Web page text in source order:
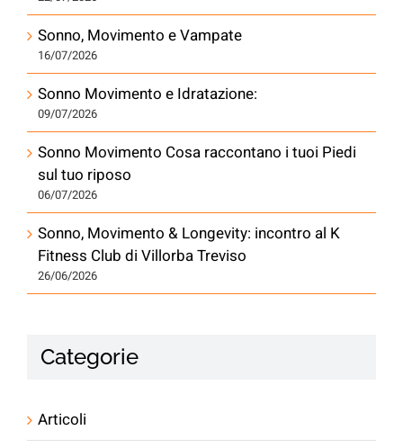
Sonno, Movimento e Vampate
16/07/2026
Sonno Movimento e Idratazione:
09/07/2026
Sonno Movimento Cosa raccontano i tuoi Piedi
sul tuo riposo
06/07/2026
Sonno, Movimento & Longevity: incontro al K
Fitness Club di Villorba Treviso
26/06/2026
Categorie
Articoli